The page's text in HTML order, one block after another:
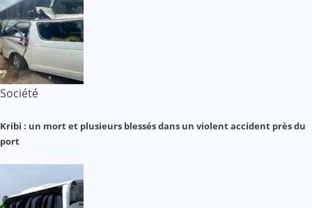
Société
Kribi : un mort et plusieurs blessés dans un violent accident près du
port